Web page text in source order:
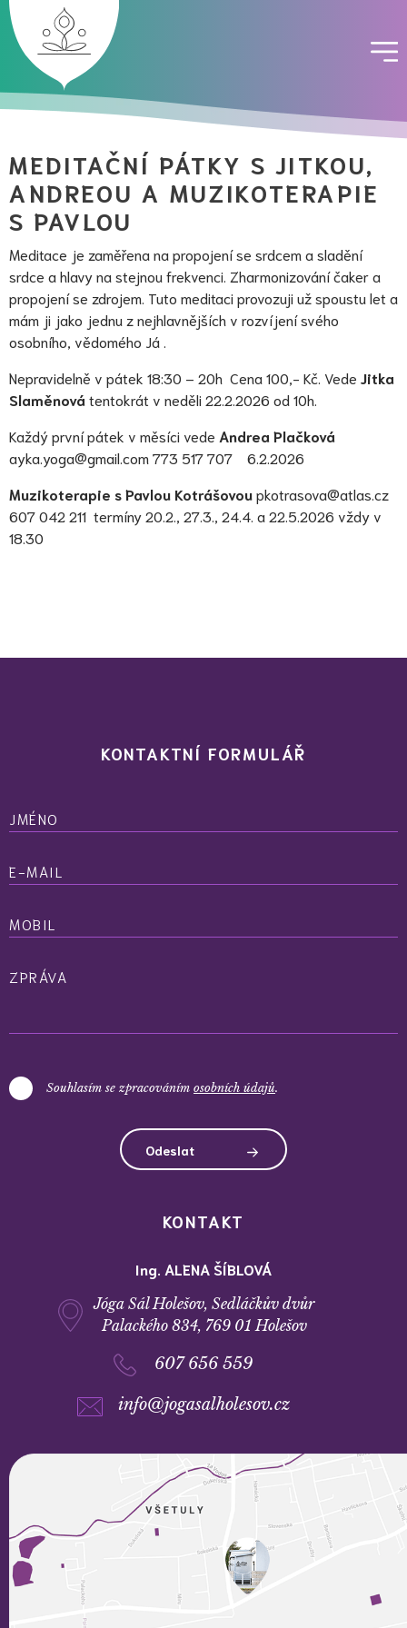
MEDITAČNÍ PÁTKY S JITKOU,
ANDREOU A MUZIKOTERAPIE
S PAVLOU
Meditace je zaměřena na propojení se srdcem a sladění
srdce a hlavy na stejnou frekvenci. Zharmonizování čaker a
propojení se zdrojem. Tuto meditaci provozuji už spoustu let a
mám ji jako jednu z nejhlavnějších v rozvíjení svého
osobního, vědomého Já .
Nepravidelně v pátek 18:30 – 20h Cena 100,- Kč. Vede Jitka
Slaměnová tentokrát v neděli 22.2.2026 od 10h.
Každý první pátek v měsíci vede Andrea Plačková
ayka.yoga@gmail.com 773 517 707 6.2.2026
Muzikoterapie s Pavlou Kotrášovoupkotrasova@atlas.cz
607 042 211 termíny 20.2., 27.3., 24.4. a 22.5.2026 vždy v
18.30
KONTAKTNÍ FORMULÁŘ
JMÉNO
E-MAIL
MOBIL
ZPRÁVA
Souhlasím se zpracováním osobních údajů.
Odeslat
KONTAKT
Ing. ALENA ŠÍBLOVÁ
Jóga Sál Holešov, Sedláčkův dvůr
Palackého 834, 769 01 Holešov
607 656 559
info@jogasalholesov.cz